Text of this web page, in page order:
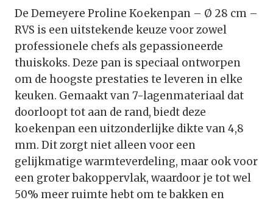
De Demeyere Proline Koekenpan – Ø 28 cm –
RVS is een uitstekende keuze voor zowel
professionele chefs als gepassioneerde
thuiskoks. Deze pan is speciaal ontworpen
om de hoogste prestaties te leveren in elke
keuken. Gemaakt van 7-lagenmateriaal dat
doorloopt tot aan de rand, biedt deze
koekenpan een uitzonderlijke dikte van 4,8
mm. Dit zorgt niet alleen voor een
gelijkmatige warmteverdeling, maar ook voor
een groter bakoppervlak, waardoor je tot wel
50% meer ruimte hebt om te bakken en